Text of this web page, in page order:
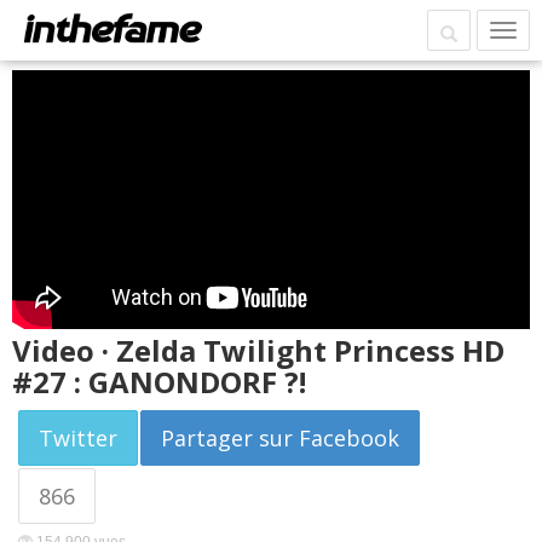
Video · Zelda Twilight Princess HD
#27 : GANONDORF ?!
Twitter
Partager sur Facebook
866